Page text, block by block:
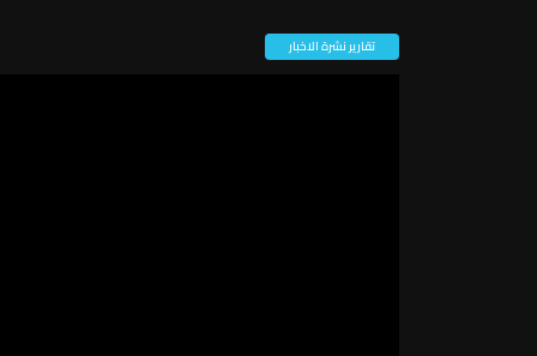
تقارير نشرة الاخبار